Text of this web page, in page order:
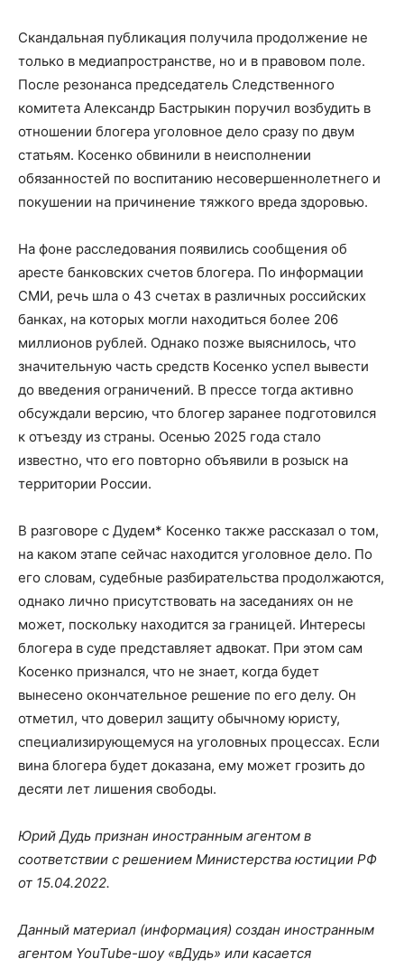
Скандальная публикация получила продолжение не
только в медиапространстве, но и в правовом поле.
После резонанса председатель Следственного
комитета Александр Бастрыкин поручил возбудить в
отношении блогера уголовное дело сразу по двум
статьям. Косенко обвинили в неисполнении
обязанностей по воспитанию несовершеннолетнего и
покушении на причинение тяжкого вреда здоровью.
На фоне расследования появились сообщения об
аресте банковских счетов блогера. По информации
СМИ, речь шла о 43 счетах в различных российских
банках, на которых могли находиться более 206
миллионов рублей. Однако позже выяснилось, что
значительную часть средств Косенко успел вывести
до введения ограничений. В прессе тогда активно
обсуждали версию, что блогер заранее подготовился
к отъезду из страны. Осенью 2025 года стало
известно, что его повторно объявили в розыск на
территории России.
В разговоре с Дудем* Косенко также рассказал о том,
на каком этапе сейчас находится уголовное дело. По
его словам, судебные разбирательства продолжаются,
однако лично присутствовать на заседаниях он не
может, поскольку находится за границей. Интересы
блогера в суде представляет адвокат. При этом сам
Косенко признался, что не знает, когда будет
вынесено окончательное решение по его делу. Он
отметил, что доверил защиту обычному юристу,
специализирующемуся на уголовных процессах. Если
вина блогера будет доказана, ему может грозить до
десяти лет лишения свободы.
Юрий Дудь признан иностранным агентом в
соответствии с решением Министерства юстиции РФ
от 15.04.2022.
Данный материал (информация) создан иностранным
агентом YouTube-шоу «вДудь» или касается